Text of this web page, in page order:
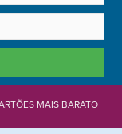
MAIS BARATO